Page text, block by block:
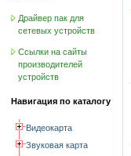
Драйвер пак для
сетевых устройств
Ссылки на сайты
производителей
устройств
Навигация по каталогу
Видеокарта
Звуковая карта